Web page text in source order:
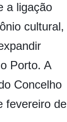
a ligação
cultural,
Porto. A
Concelho
fevereiro de